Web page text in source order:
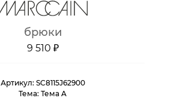
брюки
9 510 ₽
Артикул: SC8115J62900
Тема: Тема A